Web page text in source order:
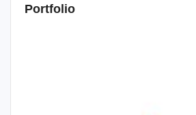
Portfolio